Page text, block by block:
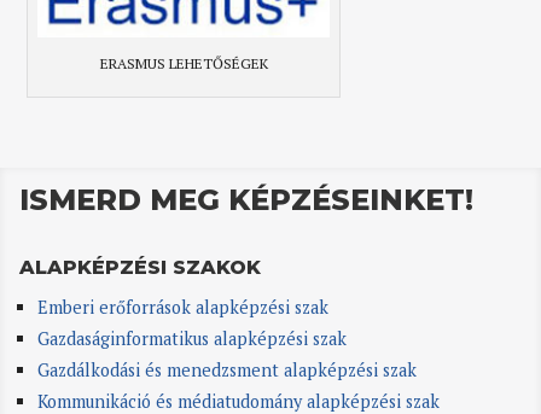
ERASMUS LEHETŐSÉGEK
ISMERD MEG KÉPZÉSEINKET!
ALAPKÉPZÉSI SZAKOK
Emberi erőforrások alapképzési szak
Gazdaságinformatikus alapképzési szak
Gazdálkodási és menedzsment alapképzési szak
Kommunikáció és médiatudomány alapképzési szak